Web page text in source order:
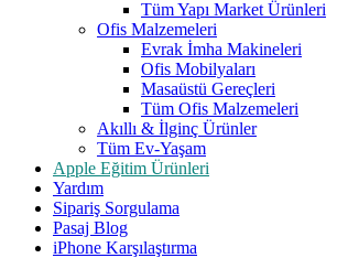
Tüm Yapı Market Ürünleri
Ofis Malzemeleri
Evrak İmha Makineleri
Ofis Mobilyaları
Masaüstü Gereçleri
Tüm Ofis Malzemeleri
Akıllı & İlginç Ürünler
Tüm Ev-Yaşam
Apple Eğitim Ürünleri
Yardım
Sipariş Sorgulama
Pasaj Blog
iPhone Karşılaştırma